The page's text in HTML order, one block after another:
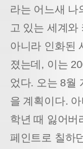
라는 어느새 나
고 있는 세계
아니라 인화된
졌는데, 이는
었다. 오는 8월
을 계획이다.
학년 때 잃어버
페인트로 칠하